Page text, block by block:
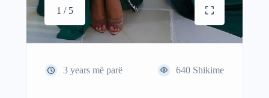
1 / 5
3 years më parë 640 Shikime